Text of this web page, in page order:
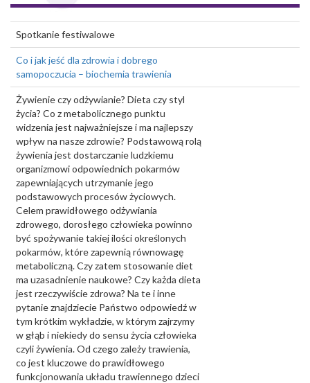
Spotkanie festiwalowe
Co i jak jeść dla zdrowia i dobrego
samopoczucia – biochemia trawienia
Żywienie czy odżywianie? Dieta czy styl
życia? Co z metabolicznego punktu
widzenia jest najważniejsze i ma najlepszy
wpływ na nasze zdrowie? Podstawową rolą
żywienia jest dostarczanie ludzkiemu
organizmowi odpowiednich pokarmów
zapewniających utrzymanie jego
podstawowych procesów życiowych.
Celem prawidłowego odżywiania
zdrowego, dorosłego człowieka powinno
być spożywanie takiej ilości określonych
pokarmów, które zapewnią równowagę
metaboliczną. Czy zatem stosowanie diet
ma uzasadnienie naukowe? Czy każda dieta
jest rzeczywiście zdrowa? Na te i inne
pytanie znajdziecie Państwo odpowiedź w
tym krótkim wykładzie, w którym zajrzymy
w głąb i niekiedy do sensu życia człowieka
czyli żywienia. Od czego zależy trawienia,
co jest kluczowe do prawidłowego
funkcjonowania układu trawiennego dzieci